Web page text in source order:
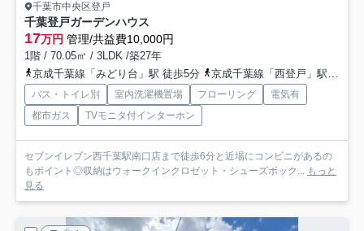
千葉市中央区登戸
千葉登戸ガーデンハウス
17万円 管理/共益費10,000円
1階 / 70.05㎡ / 3LDK /築27年
京成千葉線「みどり台」駅 徒歩5分
京成千葉線「西登戸」駅 徒歩9分
バス・トイレ別 室内洗濯機置場 フローリング
電気有
都市ガス
TVモニタ付インターホン
セブンイレブン西千葉駅南口店まで徒歩6分と近場にコンビニがあるの
もポイント◎収納はウォークインクロゼット・シューズボック...
もっと
見る